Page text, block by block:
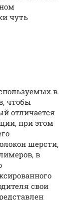
чуть
в
чтобы
отличается
при этом
шерсти,
в
свои